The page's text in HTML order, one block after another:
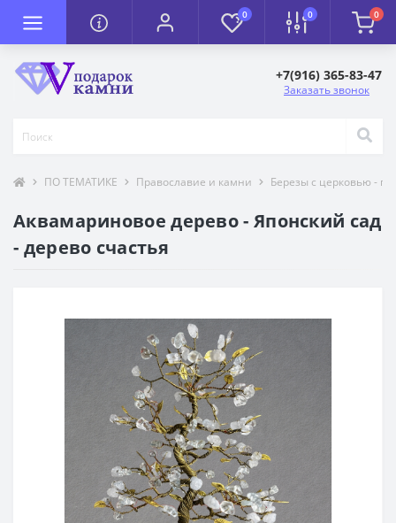
0 0 0
+7(916) 365-83-47
Заказать звонок
ПО ТЕМАТИКЕ Православие и камни Березы с церковью -
Аквамариновое дерево - Японский сад
- дерево счастья